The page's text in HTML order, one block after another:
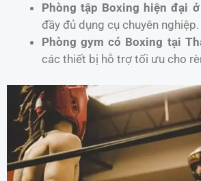
Phòng tập Boxing hiện đại
đầy đủ dụng cụ chuyên nghiệp.
Phòng gym có Boxing tại
các thiết bị hỗ trợ tối ưu cho